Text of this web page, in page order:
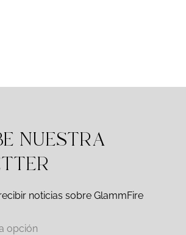
NUESTRA
noticias sobre GlammFire